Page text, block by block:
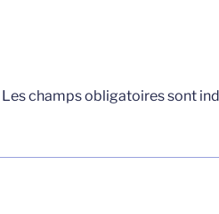
Les champs obligatoires sont